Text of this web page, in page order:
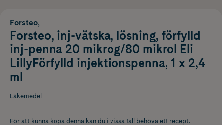
Forsteo,
Forsteo, inj-vätska, lösning, förfylld
inj-penna 20 mikrog/80 mikrol Eli
LillyFörfylld injektionspenna, 1 x 2,4
ml
Läkemedel
För att kunna köpa denna kan du i vissa fall behöva ett recept.